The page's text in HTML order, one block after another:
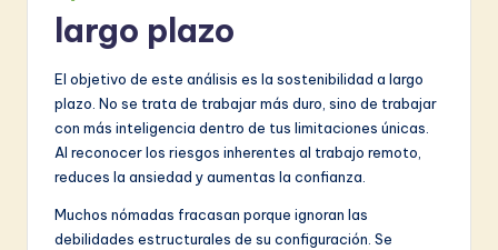
largo plazo
El objetivo de este análisis es la sostenibilidad a largo
plazo. No se trata de trabajar más duro, sino de trabajar
con más inteligencia dentro de tus limitaciones únicas.
Al reconocer los riesgos inherentes al trabajo remoto,
reduces la ansiedad y aumentas la confianza.
Muchos nómadas fracasan porque ignoran las
debilidades estructurales de su configuración. Se